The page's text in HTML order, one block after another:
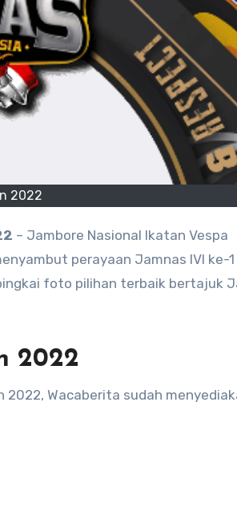
2022
– Jambore Nasional Ikatan Vespa
perayaan Jamnas IVI ke-1
foto pilihan terbaik bertajuk
2022
2022, Wacaberita sudah